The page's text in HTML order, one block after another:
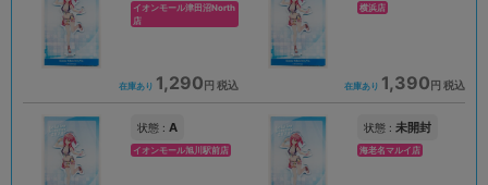
イオンモール津田沼North
店
在庫あり 1,290円 税込
横浜店
在庫あり 1,390円 税込
状態 : A
イオンモール旭川駅前店
状態 : 未開封
海老名マルイ店